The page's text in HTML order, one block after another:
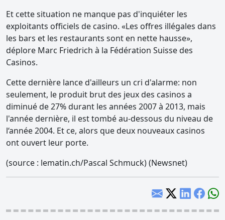
Et cette situation ne manque pas d'inquiéter les
exploitants officiels de casino. «Les offres illégales dans
les bars et les restaurants sont en nette hausse»,
déplore Marc Friedrich à la Fédération Suisse des
Casinos.
Cette dernière lance d'ailleurs un cri d'alarme: non
seulement, le produit brut des jeux des casinos a
diminué de 27% durant les années 2007 à 2013, mais
l'année dernière, il est tombé au-dessous du niveau de
l‘année 2004. Et ce, alors que deux nouveaux casinos
ont ouvert leur porte.
(source : lematin.ch/Pascal Schmuck) (Newsnet)